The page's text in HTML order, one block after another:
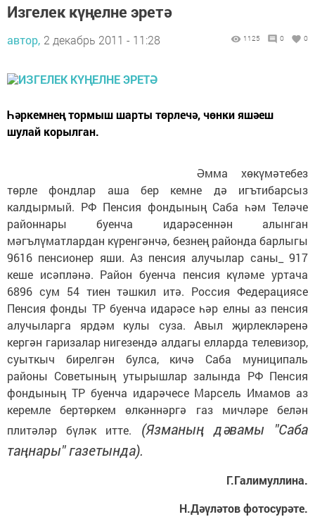
Изгелек күңелне эретә
автор, 2 декабрь 2011 - 11:28 1125 0 0
Һәркемнең тормыш шарты төрлечә, чөнки яшәеш
шулай корылган.
Әмма хөкүмәтебез
төрле фондлар аша бер кемне дә игътибарсыз
калдырмый. РФ Пенсия фондының Саба һәм Теләче
районнары буенча идарәсеннән алынган
мәгълүматлардан күренгәнчә, безнең районда барлыгы
9616 пенсионер яши. Аз пенсия алучылар саны_ 917
кеше исәпләнә. Район буенча пенсия күләме уртача
6896 сум 54 тиен тәшкил итә. Россия Федерациясе
Пенсия фонды ТР буенча идарәсе һәр елны аз пенсия
алучыларга ярдәм кулы суза. Авыл җирлекләренә
кергән гаризалар нигезендә алдагы елларда телевизор,
суыткыч бирелгән булса, кичә Саба муниципаль
районы Советының утырышлар залында РФ Пенсия
фондының ТР буенча идарәчесе Марсель Имамов аз
керемле бертөркем өлкәннәргә газ мичләре белән
плитәләр бүләк итте. (Язманың дәвамы "Саба
таңнары" газетында).
Г.Галимуллина.
Н.Дәүләтов фотосурәте.